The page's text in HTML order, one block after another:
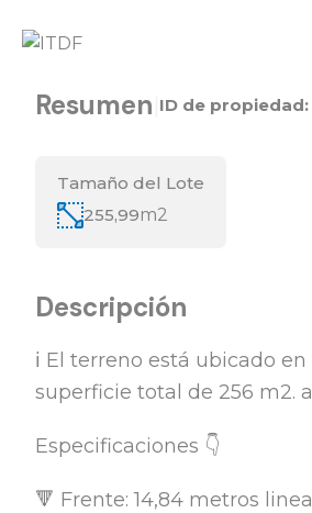
Resumen ID de propiedad:
Tamaño del Lote
255,99m2
Descripción
ℹ️ El terreno está ubicado
superficie total de 256 m2.
Especificaciones 👇
🔻 Frente: 14,84 metros